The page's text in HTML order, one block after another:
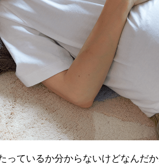
っているか分からないけどなんだか